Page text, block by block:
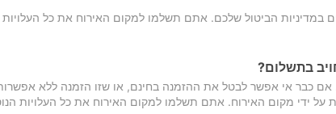
במדיניות הביטול שלכם. אתם תשלמו למקום האירוח את כל העלויות
בתשלום?
כבר אי אפשר לבטל את ההזמנה בחינם, או שזו הזמנה ללא
על ידי מקום האירוח. אתם תשלמו למקום האירוח את כל העלויות